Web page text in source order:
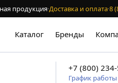
продукция·Доставка и оплата·8
Каталог Бренды
+7 (800)
График работы